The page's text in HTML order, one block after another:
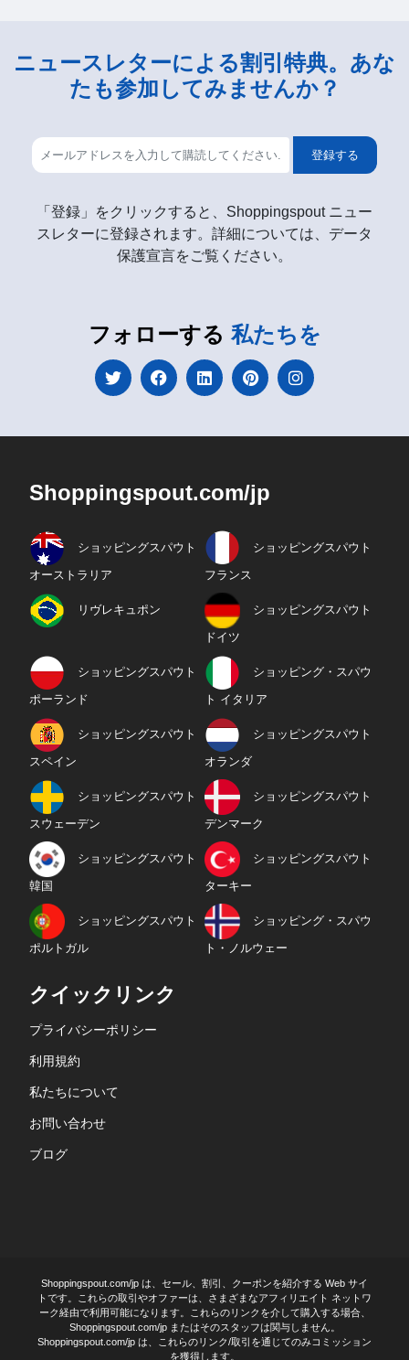
ニュースレターによる割引特典。あな
たも参加してみませんか？
登録する
「登録」をクリックすると、Shoppingspout ニュー
スレターに登録されます。詳細については、データ
保護宣言をご覧ください。
フォローする 私たちを
Shoppingspout.com/jp
ショッピングスパウト
オーストラリア
ショッピングスパウト
フランス
リヴレキュポン ショッピングスパウト
ドイツ
ショッピングスパウト
ポーランド
ショッピング・スパウ
ト イタリア
ショッピングスパウト
スペイン
ショッピングスパウト
オランダ
ショッピングスパウト
スウェーデン
ショッピングスパウト
デンマーク
ショッピングスパウト
韓国
ショッピングスパウト
ターキー
ショッピングスパウト
ポルトガル
ショッピング・スパウ
ト・ノルウェー
クイックリンク
プライバシーポリシー
利用規約
私たちについて
お問い合わせ
ブログ
Shoppingspout.com/jp は、セール、割引、クーポンを紹介する Web サイ
トです。これらの取引やオファーは、さまざまなアフィリエイト ネットワ
ーク経由で利用可能になります。これらのリンクを介して購入する場合、
Shoppingspout.com/jp またはそのスタッフは関与しません。
Shoppingspout.com/jp は、これらのリンク/取引を通じてのみコミッション
を獲得します。